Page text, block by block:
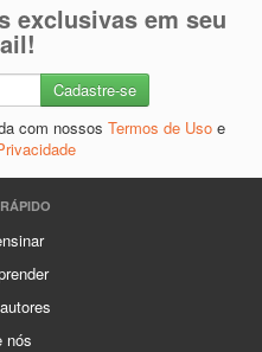
exclusivas em seu
com nossos Termos de Uso e
nós